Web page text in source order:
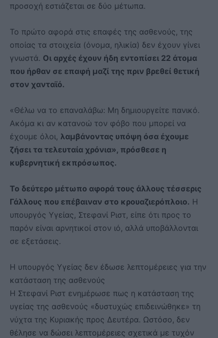
προσοχή εστιάζεται σε δύο μέτωπα.
Το πρώτο αφορά στις επαφές της ασθενούς, της
οποίας τα στοιχεία (όνομα, ηλικία) δεν έχουν γίνει
γνωστά. Οι αρχές έχουν ήδη εντοπίσει 22 άτομα
που ήρθαν σε επαφή μαζί της πριν βρεθεί θετική
στον χανταϊό.
«Θέλω να το επαναλάβω: Μη δημιουργείτε πανικό.
Ακόμα κι αν κατανοώ τον φόβο που μπορεί να
έχουμε όλοι, λαμβάνοντας υπόψη όσα έχουμε
ζήσει τα τελευταία χρόνια», πρόσθεσε η
κυβερνητική εκπρόσωπος.
Το δεύτερο μέτωπο αφορά τους άλλους τέσσερις
Γάλλους που επέβαιναν στο κρουαζιερόπλοιο. Η
υπουργός Υγείας, Στεφανί Ριστ, είπε ότι προς το
παρόν είναι αρνητικοί στον ιό, αλλά υποβάλλονται
σε εξετάσεις.
Η υπουργός Υγείας δεν έδωσε λεπτομέρειες για την
κατάσταση της ασθενούς
Η Στεφανί Ριστ ενημέρωσε πως η κατάσταση της
υγείας της ασθενούς «δυστυχώς επιδεινώθηκε» τη
νύχτα της Κυριακής προς Δευτέρα. Ωστόσο, δεν
θέλησε να δώσει λεπτομέρειες σχετικά με τυχόν